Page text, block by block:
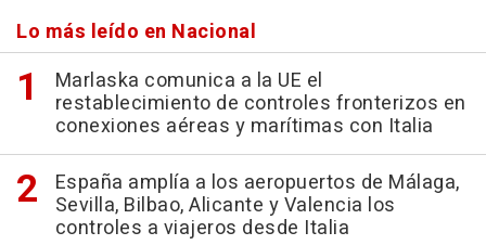
Lo más leído en Nacional
Marlaska comunica a la UE el
restablecimiento de controles fronterizos en
conexiones aéreas y marítimas con Italia
España amplía a los aeropuertos de Málaga,
Sevilla, Bilbao, Alicante y Valencia los
controles a viajeros desde Italia